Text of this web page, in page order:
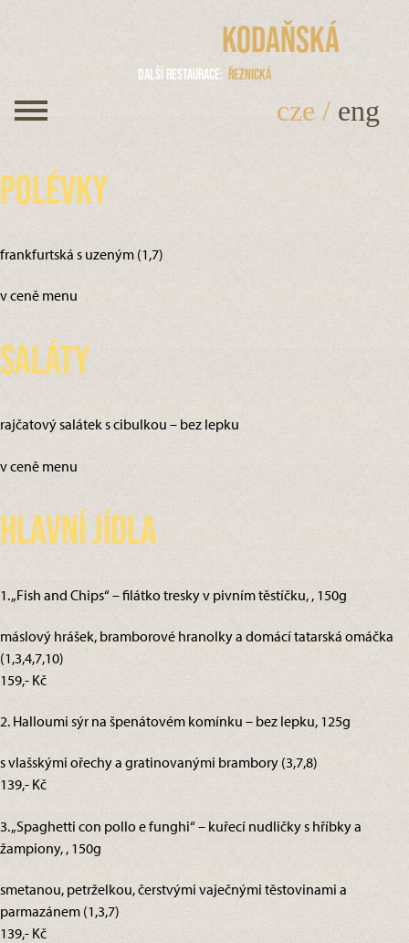
Kodaňská
Další restaurace Řeznická
cze / eng
Polévky
frankfurtská s uzeným (1,7)
v ceně menu
Saláty
rajčatový salátek s cibulkou – bez lepku
v ceně menu
Hlavní jídla
1. „Fish and Chips“ – filátko tresky v pivním těstíčku, , 150g
máslový hrášek, bramborové hranolky a domácí tatarská omáčka
(1,3,4,7,10)
159,- Kč
2. Halloumi sýr na špenátovém komínku – bez lepku, 125g
s vlašskými ořechy a gratinovanými brambory (3,7,8)
139,- Kč
3. „Spaghetti con pollo e funghi“ – kuřecí nudličky s hříbky a
žampiony, , 150g
smetanou, petrželkou, čerstvými vaječnými těstovinami a
parmazánem (1,3,7)
139,- Kč